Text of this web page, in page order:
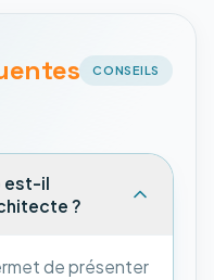
CONSEILS
est-il
?
de présenter